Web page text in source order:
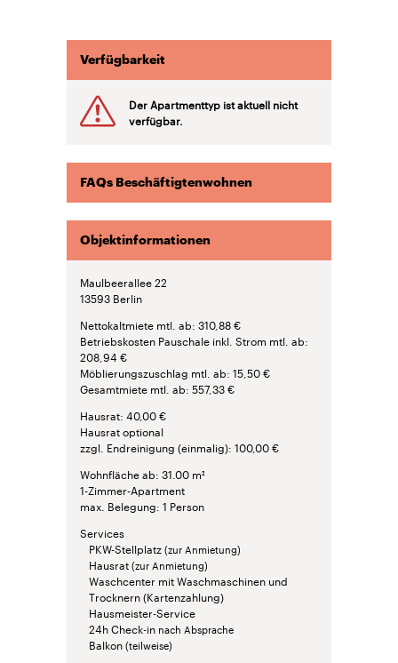
Verfügbarkeit
Der Apartmenttyp ist aktuell nicht
verfügbar.
FAQs Beschäftigtenwohnen
Objektinformationen
Maulbeerallee 22
13593 Berlin
Nettokaltmiete mtl. ab 310,88 €
Betriebskosten Pauschale inkl. Strom mtl. ab
208,94 €
Möblierungszuschlag mtl. ab 15,50 €
Gesamtmiete mtl. ab 557,33 €
Hausrat 40,00 €
Hausrat optional
zzgl. Endreinigung (einmalig) 100,00 €
Wohnfläche ab 31.00 m²
1-Zimmer-Apartment
max. Belegung 1 Person
Services
PKW-Stellplatz(zur Anmietung)
Hausrat(zur Anmietung)
Waschcenter mit Waschmaschinen und
Trocknern (Kartenzahlung)
Hausmeister-Service
24h Check-in nach Absprache
Balkon(teilweise)